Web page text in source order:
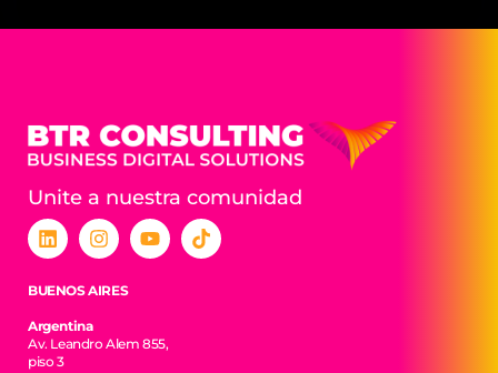
Unite a nuestra comunidad
BUENOS AIRES
Argentina
Av. Leandro Alem 855,
piso 3